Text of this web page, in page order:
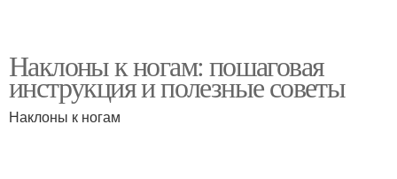
Наклоны к ногам: пошаговая
инструкция и полезные советы
Наклоны к ногам